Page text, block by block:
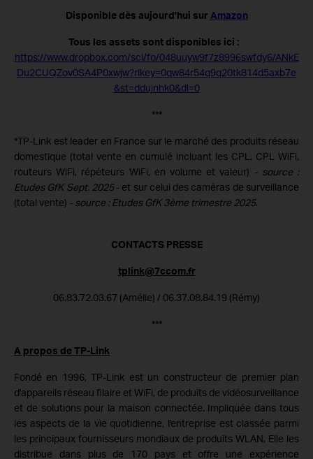
Disponible dès aujourd'hui sur Amazon
Tous les assets sont disponibles ici :
https://www.dropbox.com/scl/fo/048uuyw9f7z8996swfdy6/ANkE
Du2CUQZov0SA4P0xwjw?rlkey=0qw84r54q9q20tk814d5axb7e
&st=ddujnhk0&dl=0
***
*TP-Link est leader en France sur le marché des produits réseau
domestique (total vente en cumulé incluant les CPL, CPL WiFi,
routeurs WiFi, répéteurs WiFi, en volume et valeur) - source :
Etudes GfK Sept. 2025- et sur celui des caméras de surveillance
(total vente) - source : Etudes GfK 3ème trimestre 2025.
CONTACTS PRESSE
tplink@7ccom.fr
06.83.72.03.67 (Amélie) / 06.37.08.84.19 (Rémy)
***
A propos de TP-Link
Fondé en 1996, TP-Link est un constructeur de premier plan
d'appareils réseau filaire et WiFi, de produits de vidéosurveillance
et de solutions pour la maison connectée. Impliquée dans tous
les aspects de la vie quotidienne, l'entreprise est classée parmi
les principaux fournisseurs mondiaux de produits WLAN. Elle les
distribue dans plus de 170 pays et offre une expérience